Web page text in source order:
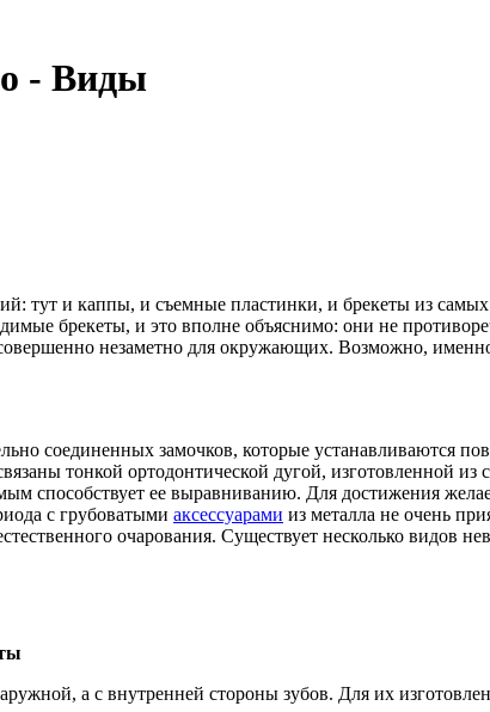
- Виды
тут и каппы, и съемные пластинки, и брекеты из
брекеты, и это вполне объяснимо: они не
незаметно для окружающих. Возможно,
соединенных замочков, которые устанавливаются
тонкой ортодонтической дугой, изготовленной из
способствует ее выравниванию. Для достижения
с грубоватыми аксессуарами из металла не очень
очарования. Существует несколько видов
а с внутренней стороны зубов. Для их